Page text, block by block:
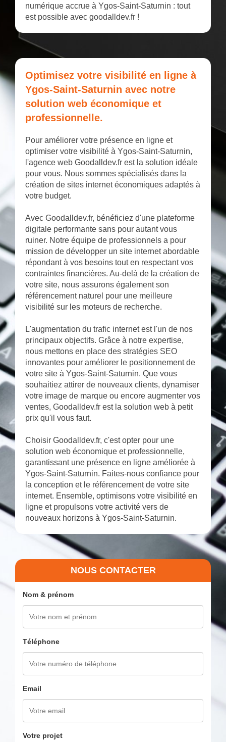
numérique accrue à Ygos-Saint-Saturnin : tout
est possible avec goodalldev.fr !
Optimisez votre visibilité en ligne à
Ygos-Saint-Saturnin avec notre
solution web économique et
professionnelle.
Pour améliorer votre présence en ligne et
optimiser votre visibilité à Ygos-Saint-Saturnin,
l'agence web Goodalldev.fr est la solution idéale
pour vous. Nous sommes spécialisés dans la
création de sites internet économiques adaptés à
votre budget.
Avec Goodalldev.fr, bénéficiez d'une plateforme
digitale performante sans pour autant vous
ruiner. Notre équipe de professionnels a pour
mission de développer un site internet abordable
répondant à vos besoins tout en respectant vos
contraintes financières. Au-delà de la création de
votre site, nous assurons également son
référencement naturel pour une meilleure
visibilité sur les moteurs de recherche.
L'augmentation du trafic internet est l'un de nos
principaux objectifs. Grâce à notre expertise,
nous mettons en place des stratégies SEO
innovantes pour améliorer le positionnement de
votre site à Ygos-Saint-Saturnin. Que vous
souhaitiez attirer de nouveaux clients, dynamiser
votre image de marque ou encore augmenter vos
ventes, Goodalldev.fr est la solution web à petit
prix qu'il vous faut.
Choisir Goodalldev.fr, c'est opter pour une
solution web économique et professionnelle,
garantissant une présence en ligne améliorée à
Ygos-Saint-Saturnin. Faites-nous confiance pour
la conception et le référencement de votre site
internet. Ensemble, optimisons votre visibilité en
ligne et propulsons votre activité vers de
nouveaux horizons à Ygos-Saint-Saturnin.
NOUS CONTACTER
Nom & prénom
Téléphone
Email
Votre projet